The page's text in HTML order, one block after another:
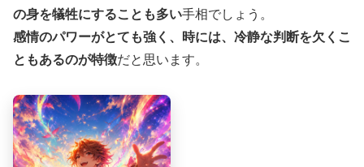
の身を犠牲にすることも多い手相でしょう。
感情のパワーがとても強く、時には、冷静な判断を欠くこ
ともあるのが特徴だと思います。